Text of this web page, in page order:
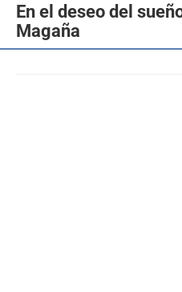
En el deseo del
Magaña